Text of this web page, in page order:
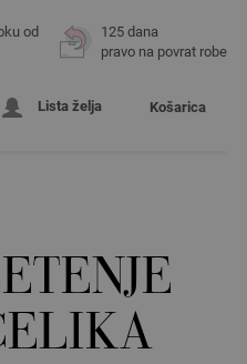
od
125 dana
pravo na povrat robe
Lista želja Košarica